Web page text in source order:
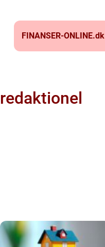
FINANSER-ONLINE.dk
redaktionel